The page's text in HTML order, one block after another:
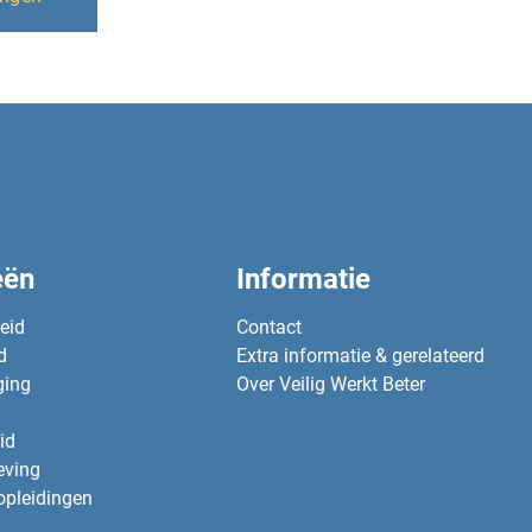
Informatie
Contact
Extra informatie & gerelateerd
Over Veilig Werkt Beter